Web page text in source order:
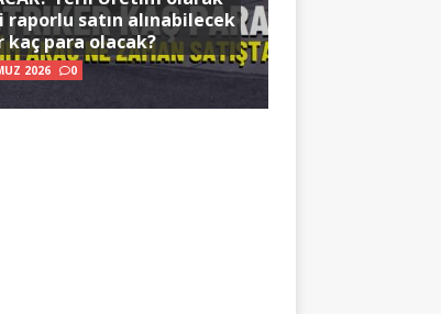
satın alınabilecek
kaç para olacak?
2026 0